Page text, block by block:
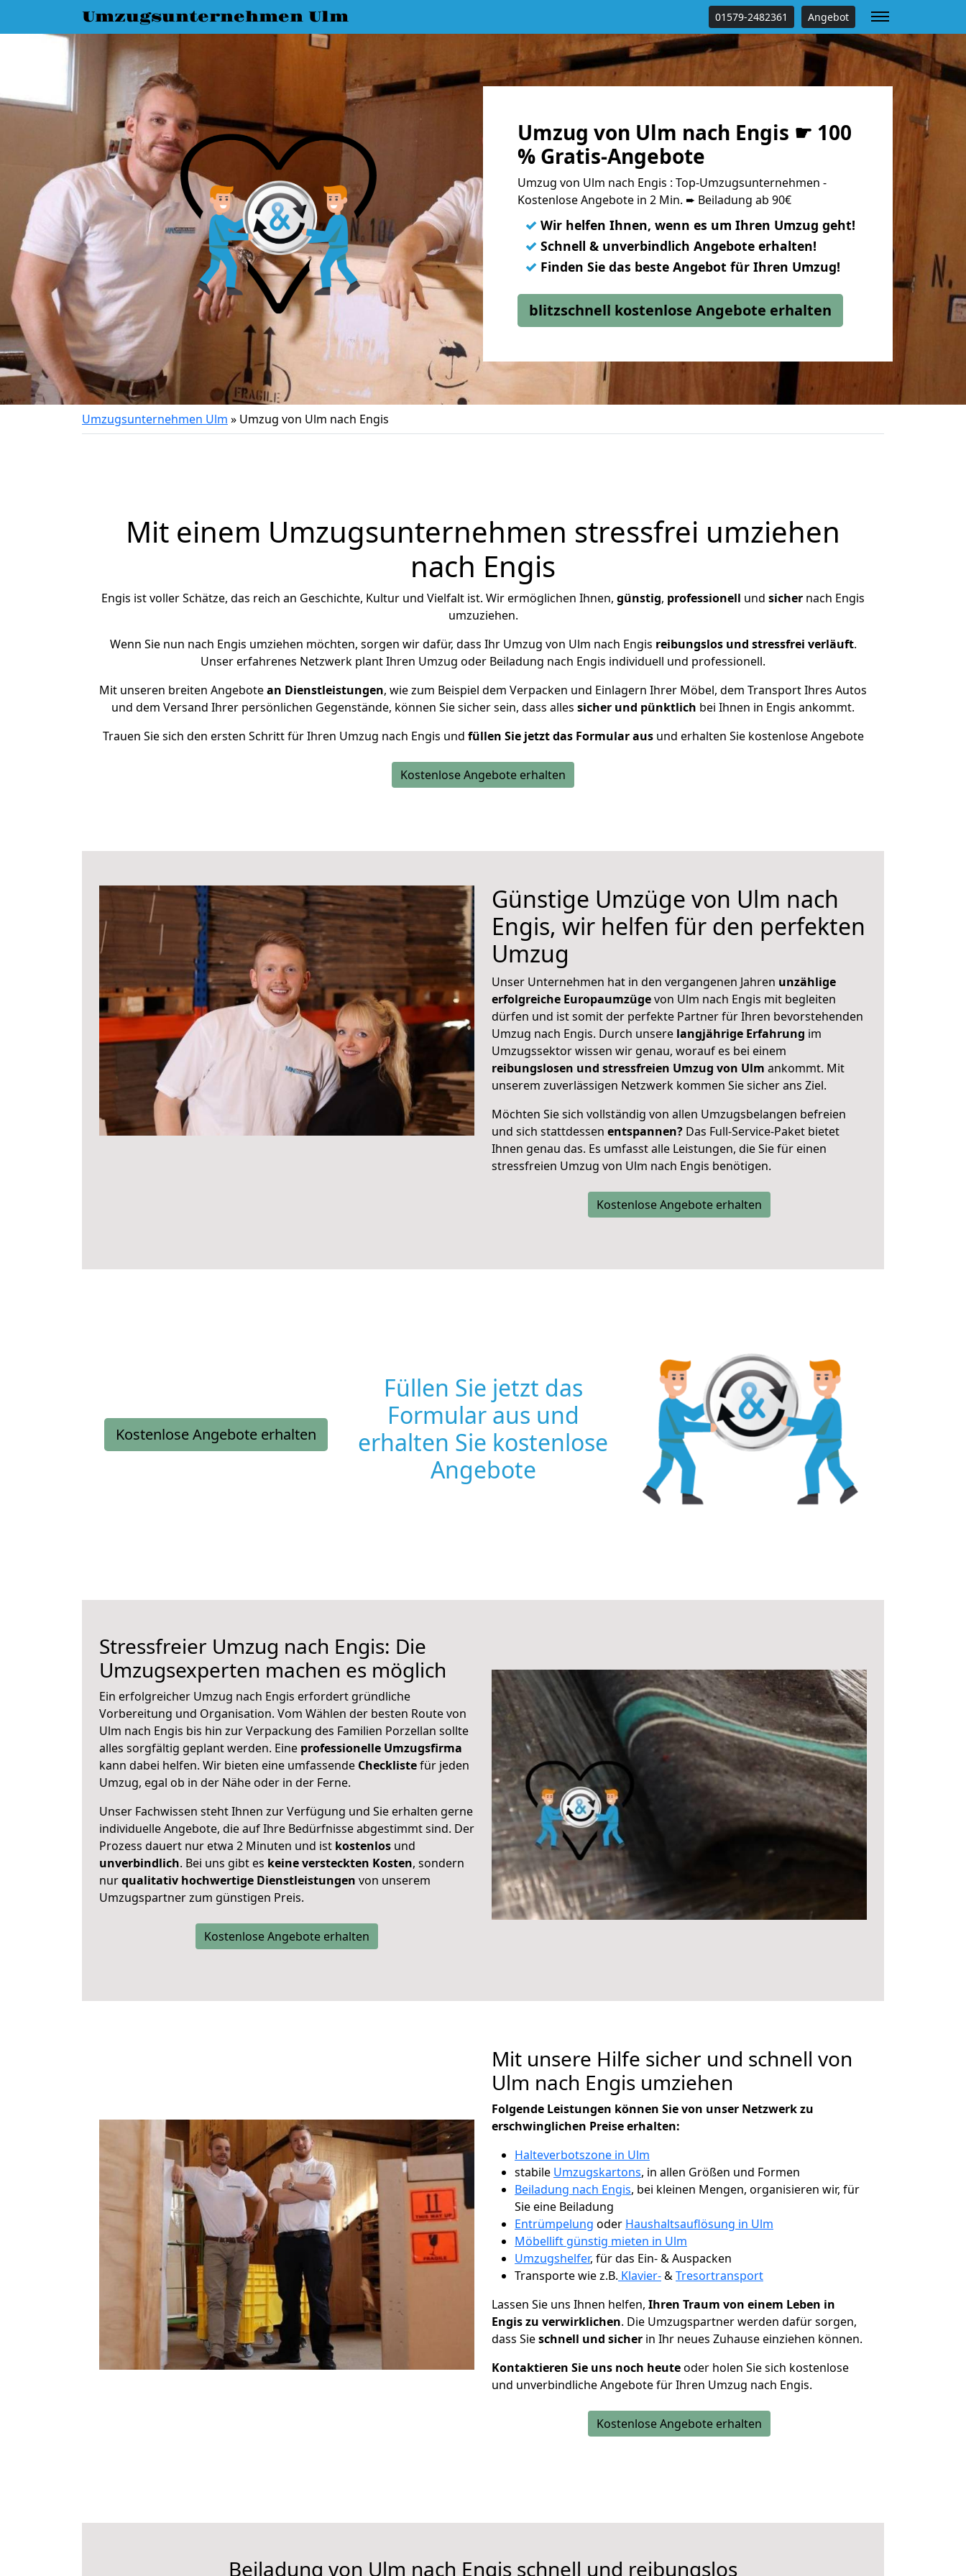
Umzugsunternehmen Ulm 01579-2482361 Angebot
Umzug von Ulm nach Engis ☛ 100
% Gratis-Angebote
Umzug von Ulm nach Engis : Top-Umzugsunternehmen -
Kostenlose Angebote in 2 Min. ➨ Beiladung ab 90€
✓ Wir helfen Ihnen, wenn es um Ihren Umzug geht!
✓ Schnell & unverbindlich Angebote erhalten!
✓ Finden Sie das beste Angebot für Ihren Umzug!
blitzschnell kostenlose Angebote erhalten
Umzugsunternehmen Ulm » Umzug von Ulm nach Engis
Mit einem Umzugsunternehmen stressfrei umziehen
nach Engis
Engis ist voller Schätze, das reich an Geschichte, Kultur und Vielfalt ist. Wir ermöglichen Ihnen, günstig, professionell und sicher nach Engis
umzuziehen.
Wenn Sie nun nach Engis umziehen möchten, sorgen wir dafür, dass Ihr Umzug von Ulm nach Engis reibungslos und stressfrei verläuft.
Unser erfahrenes Netzwerk plant Ihren Umzug oder Beiladung nach Engis individuell und professionell.
Mit unseren breiten Angebotean Dienstleistungen, wie zum Beispiel dem Verpacken und Einlagern Ihrer Möbel, dem Transport Ihres Autos
und dem Versand Ihrer persönlichen Gegenstände, können Sie sicher sein, dass alles sicher und pünktlich bei Ihnen in Engis ankommt.
Trauen Sie sich den ersten Schritt für Ihren Umzug nach Engis und füllen Sie jetzt das Formular ausund erhalten Sie kostenlose Angebote
Kostenlose Angebote erhalten
Günstige Umzüge von Ulm nach
Engis, wir helfen für den perfekten
Umzug
Unser Unternehmen hat in den vergangenen Jahren unzählige
erfolgreiche Europaumzügevon Ulm nach Engis mit begleiten
dürfen und ist somit der perfekte Partner für Ihren bevorstehenden
Umzug nach Engis. Durch unsere langjährige Erfahrung im
Umzugssektor wissen wir genau, worauf es bei einem
reibungslosen und stressfreien Umzug von Ulm ankommt. Mit
unserem zuverlässigen Netzwerk kommen Sie sicher ans Ziel.
Möchten Sie sich vollständig von allen Umzugsbelangen befreien
und sich stattdessen entspannen? Das Full-Service-Paket bietet
Ihnen genau das. Es umfasst alle Leistungen, die Sie für einen
stressfreien Umzug von Ulm nach Engis benötigen.
Kostenlose Angebote erhalten
Kostenlose Angebote erhalten
Füllen Sie jetzt das
Formular aus und
erhalten Sie kostenlose
Angebote
Stressfreier Umzug nach Engis: Die
Umzugsexperten machen es möglich
Ein erfolgreicher Umzug nach Engis erfordert gründliche
Vorbereitung und Organisation. Vom Wählen der besten Route von
Ulm nach Engis bis hin zur Verpackung des Familien Porzellan sollte
alles sorgfältig geplant werden. Eine professionelle Umzugsfirma
kann dabei helfen. Wir bieten eine umfassende Checklistefür jeden
Umzug, egal ob in der Nähe oder in der Ferne.
Unser Fachwissen steht Ihnen zur Verfügung und Sie erhalten gerne
individuelle Angebote, die auf Ihre Bedürfnisse abgestimmt sind. Der
Prozess dauert nur etwa 2 Minuten und ist kostenlos und
unverbindlich. Bei uns gibt es keine versteckten Kosten, sondern
nurqualitativ hochwertige Dienstleistungen von unserem
Umzugspartner zum günstigen Preis.
Kostenlose Angebote erhalten
Mit unsere Hilfe sicher und schnell von
Ulm nach Engis umziehen
Folgende Leistungen können Sie von unser Netzwerk zu
erschwinglichen Preise erhalten:
Halteverbotszone in Ulm
stabile Umzugskartons, in allen Größen und Formen
Beiladung nach Engis, bei kleinen Mengen, organisieren wir, für
Sie eine Beiladung
Entrümpelung oder Haushaltsauflösung in Ulm
Möbellift günstig mieten in Ulm
Umzugshelfer, für das Ein- & Auspacken
Transporte wie z.B. Klavier-&Tresortransport
Lassen Sie uns Ihnen helfen, Ihren Traum von einem Leben in
Engis zu verwirklichen. Die Umzugspartner werden dafür sorgen,
dass Sieschnell und sicher in Ihr neues Zuhause einziehen können.
Kontaktieren Sie uns noch heuteoder holen Sie sich kostenlose
und unverbindliche Angebote für Ihren Umzug nach Engis.
Kostenlose Angebote erhalten
Beiladung von Ulm nach Engis schnell und reibungslos